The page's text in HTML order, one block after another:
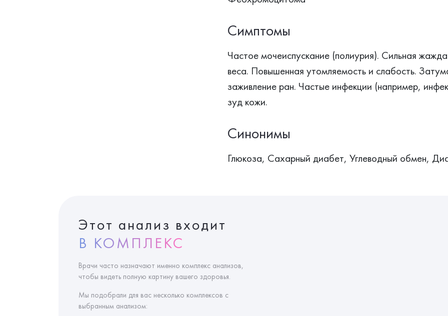
Симптомы
Частое мочеиспускание (полиурия). Сильная
веса. Повышенная утомляемость и слабость.
заживление ран. Частые инфекции (например,
зуд кожи.
Синонимы
Глюкоза, Сахарный диабет, Углеводный обмен,
Этот анализ входит
В КОМПЛЕКС
Врачи часто назначают именно комплекс анализов,
чтобы видеть полную картину вашего здоровья.
Мы подобрали для вас несколько комплексов с
выбранным анализом: